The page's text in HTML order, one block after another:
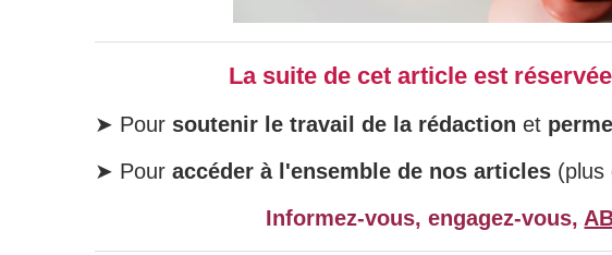
La suite de cet article est
➤ Pour soutenir le travail de la rédaction et
➤ Pour accéder à l'ensemble de nos articles (plus
Informez-vous, engagez-vous,